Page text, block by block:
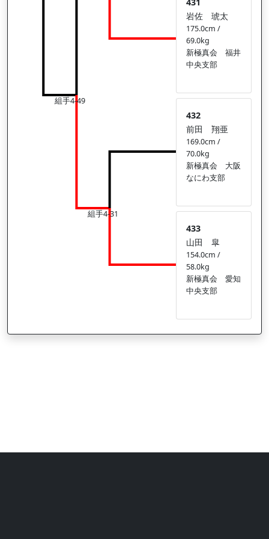
組手4-49
組手4-31
岩佐 琥太
175.0cm /
69.0kg
新極真会 福井
中央支部
432
前田 翔亜
169.0cm /
70.0kg
新極真会 大阪
なにわ支部
433
山田 皐
154.0cm /
58.0kg
新極真会 愛知
中央支部